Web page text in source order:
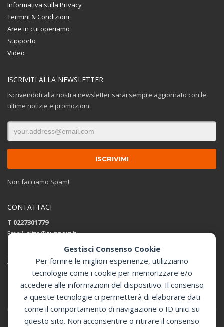
Gestisci Consenso Cookie
Per fornire le migliori esperienze, utilizziamo
tecnologie come i cookie per memorizzare e/o
accedere alle informazioni del dispositivo. Il consenso
a queste tecnologie ci permetterà di elaborare dati
come il comportamento di navigazione o ID unici su
questo sito. Non acconsentire o ritirare il consenso
Informativa sulla Privacy
Termini & Condizioni
Aree in cui operiamo
Supporto
Video
ISCRIVITI ALLA NEWSLETTER
Iscrivendoti alla nostra newsletter sarai sempre aggiornato con le
ultime notizie e promozioni.
Non facciamo Spam!
CONTATTACI
T 0227301779
Email:altro@sunnext.it
Via Perugino 44 , 20093 Cologno Monzese (MI)
Apri in Google Maps